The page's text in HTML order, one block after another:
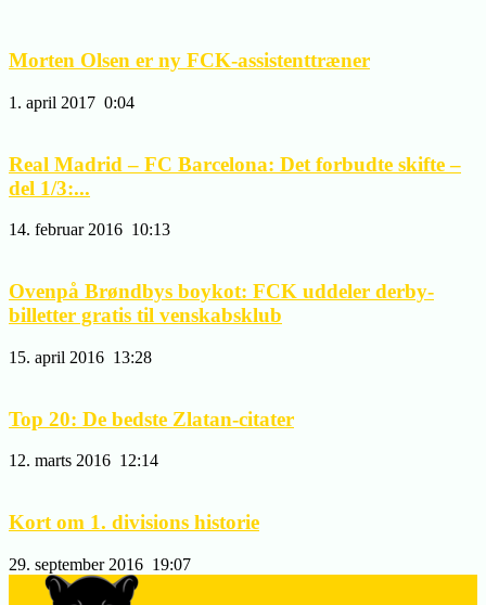
Morten Olsen er ny FCK-assistenttræner
1. april 2017 0:04
Real Madrid – FC Barcelona: Det forbudte skifte –
del 1/3:...
14. februar 2016 10:13
Ovenpå Brøndbys boykot: FCK uddeler derby-
billetter gratis til venskabsklub
15. april 2016 13:28
Top 20: De bedste Zlatan-citater
12. marts 2016 12:14
Kort om 1. divisions historie
29. september 2016 19:07